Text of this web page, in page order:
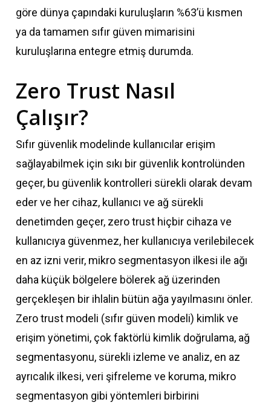
göre dünya çapındaki kuruluşların %63’ü kısmen
ya da tamamen sıfır güven mimarisini
kuruluşlarına entegre etmiş durumda.
Zero Trust Nasıl
Çalışır?
Sıfır güvenlik modelinde kullanıcılar erişim
sağlayabilmek için sıkı bir güvenlik kontrolünden
geçer, bu güvenlik kontrolleri sürekli olarak devam
eder ve her cihaz, kullanıcı ve ağ sürekli
denetimden geçer, zero trust hiçbir cihaza ve
kullanıcıya güvenmez, her kullanıcıya verilebilecek
en az izni verir, mikro segmentasyon ilkesi ile ağı
daha küçük bölgelere bölerek ağ üzerinden
gerçekleşen bir ihlalin bütün ağa yayılmasını önler.
Zero trust modeli (sıfır güven modeli) kimlik ve
erişim yönetimi, çok faktörlü kimlik doğrulama, ağ
segmentasyonu, sürekli izleme ve analiz, en az
ayrıcalık ilkesi, veri şifreleme ve koruma, mikro
segmentasyon gibi yöntemleri birbirini